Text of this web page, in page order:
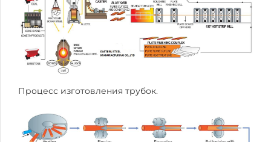
Процесс изготовления трубок.